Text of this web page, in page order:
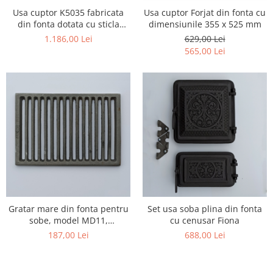
Usa cuptor K5035 fabricata
din fonta dotata cu sticla
termorezistenta
1.186,00 Lei
Usa cuptor Forjat din fonta cu
dimensiunile 355 x 525 mm
629,00 Lei
565,00 Lei
Gratar mare din fonta pentru
sobe, model MD11,
dimensiuni 36 x 24,5 cm
187,00 Lei
Set usa soba plina din fonta
cu cenusar Fiona
688,00 Lei